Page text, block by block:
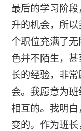
最后的学习阶
升的机会，所
个职位充满了
色并不陌生，
长的经验，非
会。我愿意为
相互的。我明
变的。作为班